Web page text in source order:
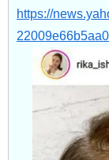
https://